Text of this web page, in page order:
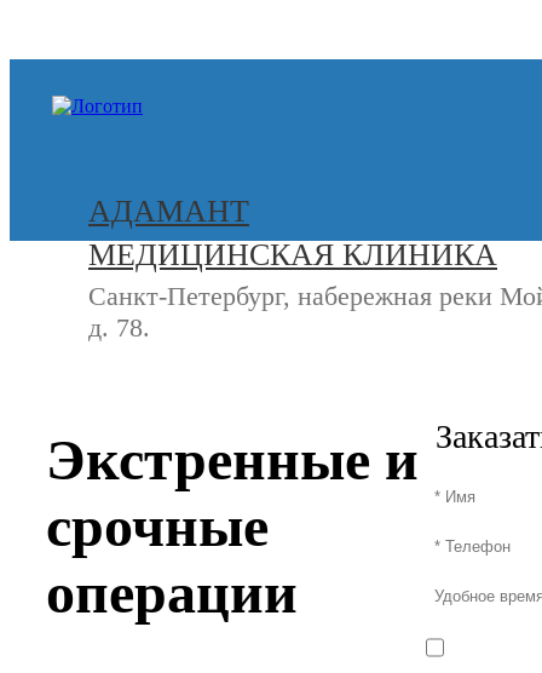
АДАМАНТ
МЕДИЦИНСКАЯ КЛИНИКА
Санкт-Петербург, набережная реки
д. 78.
Экстренные и
срочные
операции